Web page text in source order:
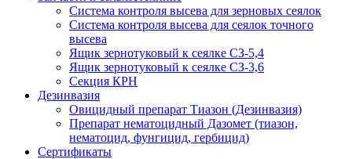
Система контроля высева для зерновых сеялок
Система контроля высева для сеялок точного
высева
Ящик зернотуковый к сеялке СЗ-5,4
Ящик зернотуковый к сеялке СЗ-3,6
Секция КРН
Дезинвазия
Овицидный препарат Тиазон (Дезинвазия)
Препарат нематоцидный Дазомет (тиазон,
нематоцид, фунгицид, гербицид)
Сертификаты